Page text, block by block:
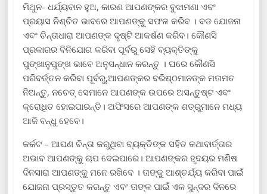
ମିଥୁନ- ଧର୍ଯ୍ୟବାନ ହୁଅ, କାରଣ ଆପଣଙ୍କର ବୁଝାମଣା ଏବଂ
ପ୍ରୟାସ ନିଶ୍ଚିତ ଭାବରେ ଆପଣଙ୍କୁ ସଫଳ କରିବ । ବଡ ଯୋଜନା
ଏବଂ ଚିନ୍ତାଧାରା ଆପଣଙ୍କ ଦୃଷ୍ଟି ଆକର୍ଷଣ କରିବ। କୌଣସି
ପ୍ରକାରର ବିନିଯୋଗ କରିବା ପୂର୍ବରୁ ସେହି ବ୍ୟକ୍ତିଙ୍କୁ
ପୁଙ୍ଖାନୁପୁଙ୍ଖ ଭାବେ ଅନୁସନ୍ଧାନ କରନ୍ତୁ । ଘରେ କୌଣସି
ପରିବର୍ତ୍ତନ କରିବା ପୂର୍ବରୁ,ଆପଣଙ୍କର ବରିଷ୍ଠମାନଙ୍କ ମତାମତ
ନିଅନ୍ତୁ, ନଚେତ୍ ସେମାନେ ଆପଣଙ୍କ ଉପରେ ଅସନ୍ତୁଷ୍ଟ ଏବଂ
କ୍ରୋଧିତ ହୋଇପାରନ୍ତି। ଅଫିସରେ ଆପଣଙ୍କ ଶତ୍ରୁମାନେ ମଧ୍ୟ
ଆଜି ବନ୍ଧୁ ହେବେ।
କର୍କଟ – ଆପଣ ଚିନ୍ତା କରୁଥିବା ବ୍ୟକ୍ତିଙ୍କ ସହିତ କଥାବାର୍ତ୍ତାର
ଅଭାବ ଆପଣଙ୍କୁ ଚାପ ଦେଇପାରେ। ଆପଣଙ୍କର ହୃଦୟର ମଣିଷ
ଦିନସାରା ଆପଣଙ୍କୁ ମନେ ରଖିବେ । ତାଙ୍କୁ ଆଶ୍ଚର୍ଯ୍ୟ କରିବା ପାଇଁ
ଯୋଜନା ପ୍ରସ୍ତୁତ କରନ୍ତୁ ଏବଂ ତାଙ୍କ ପାଇଁ ଏକ ସୁନ୍ଦର ଦିନରେ